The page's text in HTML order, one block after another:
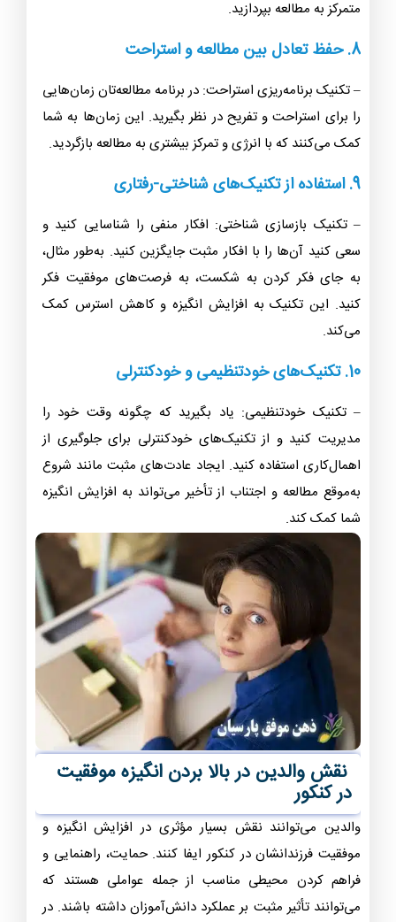
متمرکز به مطالعه بپردازید.
8. حفظ تعادل بین مطالعه و استراحت
– تکنیک برنامه‌ریزی استراحت: در برنامه مطالعه‌تان زمان‌هایی
را برای استراحت و تفریح در نظر بگیرید. این زمان‌ها به شما
کمک می‌کنند که با انرژی و تمرکز بیشتری به مطالعه بازگردید.
9. استفاده از تکنیک‌های شناختی-رفتاری
– تکنیک بازسازی شناختی: افکار منفی را شناسایی کنید و
سعی کنید آن‌ها را با افکار مثبت جایگزین کنید. به‌طور مثال،
به جای فکر کردن به شکست، به فرصت‌های موفقیت فکر
کنید. این تکنیک به افزایش انگیزه و کاهش استرس کمک
می‌کند.
10. تکنیک‌های خودتنظیمی و خودکنترلی
– تکنیک خودتنظیمی: یاد بگیرید که چگونه وقت خود را
مدیریت کنید و از تکنیک‌های خودکنترلی برای جلوگیری از
اهمال‌کاری استفاده کنید. ایجاد عادت‌های مثبت مانند شروع
به‌موقع مطالعه و اجتناب از تأخیر می‌تواند به افزایش انگیزه
شما کمک کند.
نقش والدین در بالا بردن انگیزه موفقیت
در کنکور
والدین می‌توانند نقش بسیار مؤثری در افزایش انگیزه و
موفقیت فرزندانشان در کنکور ایفا کنند. حمایت، راهنمایی و
فراهم کردن محیطی مناسب از جمله عواملی هستند که
می‌توانند تأثیر مثبت بر عملکرد دانش‌آموزان داشته باشند. در